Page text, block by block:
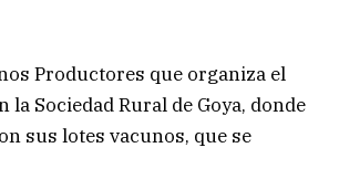
Productores que organiza el
Sociedad Rural de Goya, donde
sus lotes vacunos, que se